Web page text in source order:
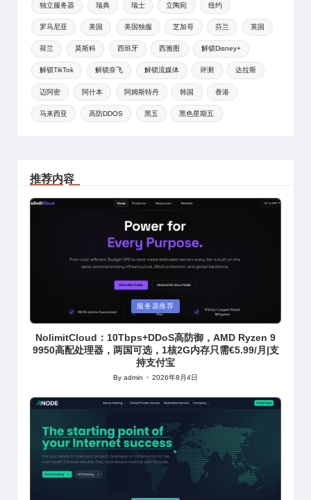
独立服务器 瑞典 瑞士 立陶宛 纽约
罗马尼亚 美国 美国独服 芝加哥 芬兰 英国
荷兰 莫斯科 西班牙 西雅图 解锁Disney+
解锁TikTok 解锁奈飞 解锁流媒体 评测 达拉斯
迈阿密 阿什本 阿姆斯特丹 韩国 香港
马来西亚 高防DDOS 黑五 黑色星期五
推荐内容
服务器推荐
NolimitCloud：10Tbps+DDoS高防御，AMD Ryzen 9
9950高配处理器，两国可选，1核2G内存只需€5.99/月|支
持支付宝
Posted
Byadmin 2026年8月4日